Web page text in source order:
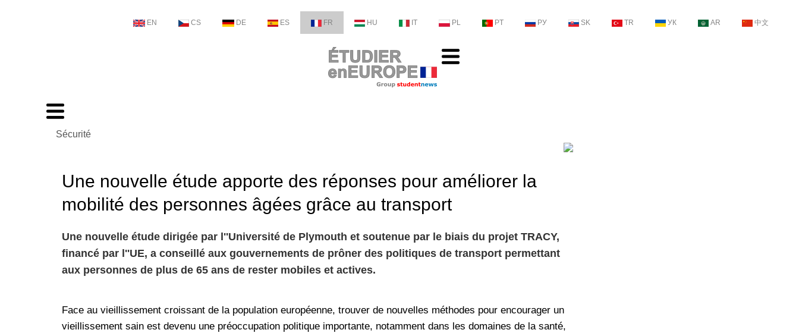
EN CS DE ES FR HU IT PL PT РУ SK TR УК AR 中文
Sécurité
Une nouvelle étude apporte des réponses pour améliorer la
mobilité des personnes âgées grâce au transport
Une nouvelle étude dirigée par l''Université de Plymouth et soutenue par le biais du projet TRACY,
financé par l''UE, a conseillé aux gouvernements de prôner des politiques de transport permettant
aux personnes de plus de 65 ans de rester mobiles et actives.
Face au vieillissement croissant de la population européenne, trouver de nouvelles méthodes pour encourager un
vieillissement sain est devenu une préoccupation politique importante, notamment dans les domaines de la santé,